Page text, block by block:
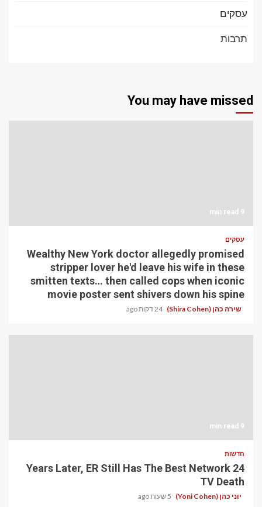
עסקים
תרבות
You may have missed
9 min read
עסקים
Wealthy New York doctor allegedly promised
stripper lover he'd leave his wife in these
smitten texts… then called cops when iconic
movie poster sent shivers down his spine
שירה כהן (Shira Cohen) 24 דקות ago
9 min read
חדשות
24 Years Later, ER Still Has The Best Network
TV Death
יוני כהן (Yoni Cohen) 5 שעות ago